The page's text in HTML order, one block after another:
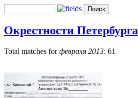
Окрестности Петербурга
Total matches forфевраля 2013: 61